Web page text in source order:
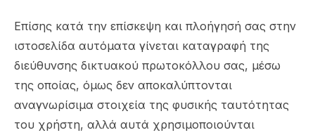
Επίσης κατά την επίσκεψη και πλοήγησή σας στην
ιστοσελίδα αυτόματα γίνεται καταγραφή της
διεύθυνσης δικτυακού πρωτοκόλλου σας, μέσω
της οποίας, όμως δεν αποκαλύπτονται
αναγνωρίσιμα στοιχεία της φυσικής ταυτότητας
του χρήστη, αλλά αυτά χρησιμοποιούνται